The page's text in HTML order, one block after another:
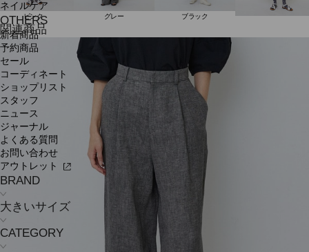
ネイルケア
OTHERS
新着商品
予約商品
セール
コーディネート
ショップリスト
スタッフ
ニュース
ジャーナル
よくある質問
お問い合わせ
アウトレット
BRAND
大きいサイズ
CATEGORY
ピンク グレー ブラック
関連商品